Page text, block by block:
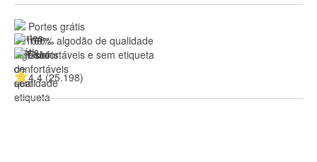
Portes grátis
100% algodão de qualidade
Confortáveis e sem etiqueta
4.4 (25.198)